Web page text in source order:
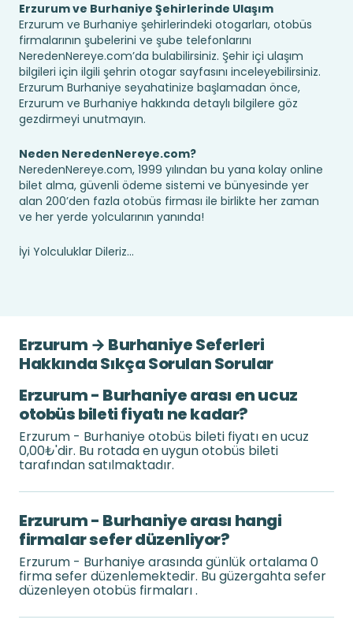
Erzurum ve Burhaniye Şehirlerinde Ulaşım
Erzurum ve Burhaniye şehirlerindeki otogarları, otobüs
firmalarının şubelerini ve şube telefonlarını
NeredenNereye.com’da bulabilirsiniz. Şehir içi ulaşım
bilgileri için ilgili şehrin otogar sayfasını inceleyebilirsiniz.
Erzurum Burhaniye seyahatinize başlamadan önce,
Erzurum ve Burhaniye hakkında detaylı bilgilere göz
gezdirmeyi unutmayın.
Neden NeredenNereye.com?
NeredenNereye.com, 1999 yılından bu yana kolay online
bilet alma, güvenli ödeme sistemi ve bünyesinde yer
alan 200’den fazla otobüs firması ile birlikte her zaman
ve her yerde yolcularının yanında!
İyi Yolculuklar Dileriz...
Erzurum → Burhaniye Seferleri
Hakkında Sıkça Sorulan Sorular
Erzurum - Burhaniye arası en ucuz
otobüs bileti fiyatı ne kadar?
Erzurum - Burhaniye otobüs bileti fiyatı en ucuz
0,00₺'dir. Bu rotada en uygun otobüs bileti
tarafından satılmaktadır.
Erzurum - Burhaniye arası hangi
firmalar sefer düzenliyor?
Erzurum - Burhaniye arasında günlük ortalama 0
firma sefer düzenlemektedir. Bu güzergahta sefer
düzenleyen otobüs firmaları .